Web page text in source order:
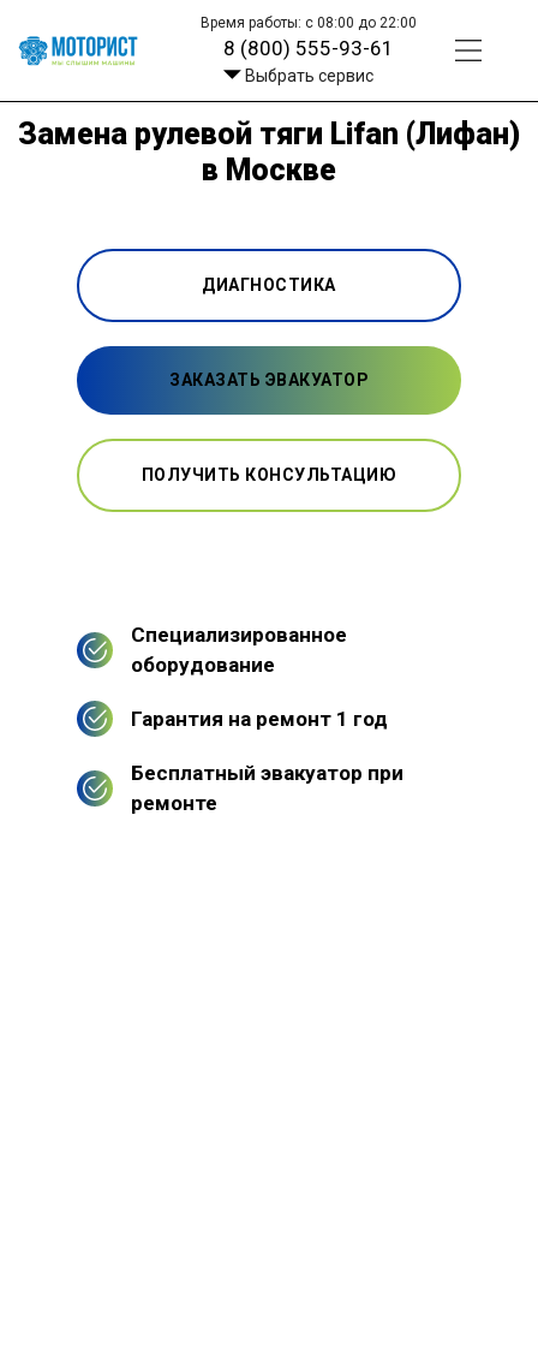
Время работы: с 08:00 до 22:00
8 (800) 555-93-61
Выбрать сервис
Замена рулевой тяги Lifan (Лифан)
в Москве
ДИАГНОСТИКА
ЗАКАЗАТЬ ЭВАКУАТОР
ПОЛУЧИТЬ КОНСУЛЬТАЦИЮ
Специализированное
оборудование
Гарантия на ремонт 1 год
Бесплатный эвакуатор при
ремонте